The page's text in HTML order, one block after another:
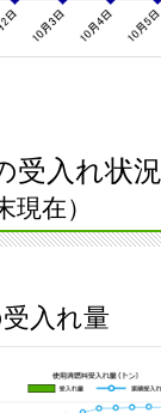
受入れ状況
現在）
入れ量